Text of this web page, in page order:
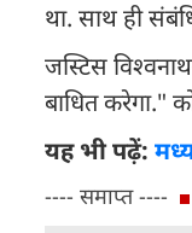
था. साथ ही
जस्टिस
बाधित करेगा."
यह भी पढ़ें:
---- समाप्त ----